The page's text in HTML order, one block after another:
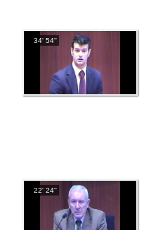
34' 54''
22' 24''